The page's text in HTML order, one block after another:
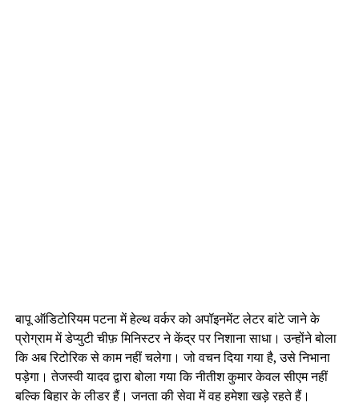
बापू ऑडिटोरियम पटना में हेल्थ वर्कर को अपॉइनमेंट लेटर बांटे जाने के
प्रोग्राम में डेप्युटी चीफ़ मिनिस्टर ने केंद्र पर निशाना साधा। उन्होंने बोला
कि अब रिटोरिक से काम नहीं चलेगा। जो वचन दिया गया है, उसे निभाना
पड़ेगा। तेजस्वी यादव द्वारा बोला गया कि नीतीश कुमार केवल सीएम नहीं
बल्कि बिहार के लीडर हैं। जनता की सेवा में वह हमेशा खड़े रहते हैं।